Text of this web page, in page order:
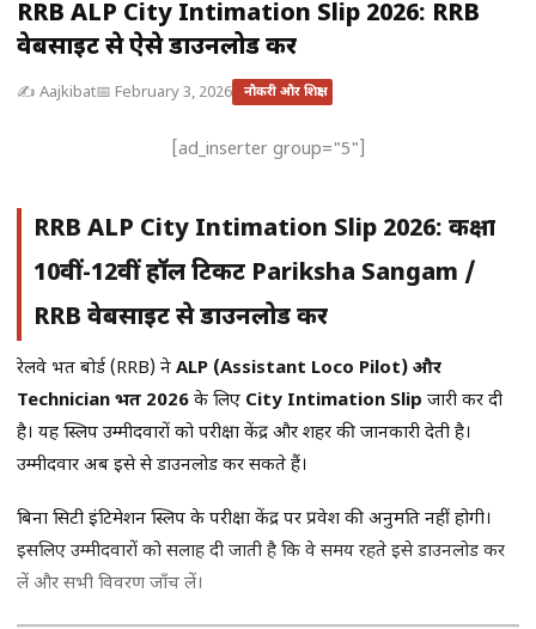
RRB ALP City Intimation Slip 2026: RRB
वेबसाइट से ऐसे डाउनलोड करें
✍️ Aajkibat📅 February 3, 2026 नौकरी और शिक्षा
[ad_inserter group="5"]
RRB ALP City Intimation Slip 2026: कक्षा
10वीं-12वीं हॉल टिकट Pariksha Sangam /
RRB वेबसाइट से डाउनलोड करें
रेलवे भर्ती बोर्ड (RRB) ने ALP (Assistant Loco Pilot) और
Technician भर्ती 2026 के लिए City Intimation Slip जारी कर दी
है। यह स्लिप उम्मीदवारों को परीक्षा केंद्र और शहर की जानकारी देती है।
उम्मीदवार अब इसे से डाउनलोड कर सकते हैं।
बिना सिटी इंटिमेशन स्लिप के परीक्षा केंद्र पर प्रवेश की अनुमति नहीं होगी।
इसलिए उम्मीदवारों को सलाह दी जाती है कि वे समय रहते इसे डाउनलोड कर
लें और सभी विवरण जाँच लें।